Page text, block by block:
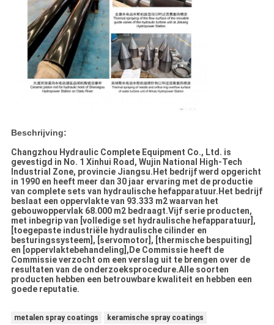
Beschrijving:
Changzhou Hydraulic Complete Equipment Co., Ltd. is
gevestigd in No. 1 Xinhui Road, Wujin National High-Tech
Industrial Zone, provincie Jiangsu.Het bedrijf werd opgericht
in 1990 en heeft meer dan 30 jaar ervaring met de productie
van complete sets van hydraulische hefapparatuur.Het bedrijf
beslaat een oppervlakte van 93.333 m2 waarvan het
gebouwoppervlak 68.000 m2 bedraagt.Vijf serie producten,
met inbegrip van [volledige set hydraulische hefapparatuur],
[toegepaste industriële hydraulische cilinder en
besturingssysteem], [servomotor], [thermische bespuiting]
en [oppervlaktebehandeling],De Commissie heeft de
Commissie verzocht om een verslag uit te brengen over de
resultaten van de onderzoeksprocedure.Alle soorten
producten hebben een betrouwbare kwaliteit en hebben een
goede reputatie.
metalen spray coatings
keramische spray coatings